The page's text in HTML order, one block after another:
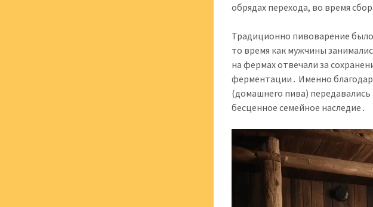
обрядах перехода, во время
Традиционно пивоварение
то время как мужчины
на фермах отвечали за
ферментации․ Именно
(домашнего пива)
бесценное семейное наследие․